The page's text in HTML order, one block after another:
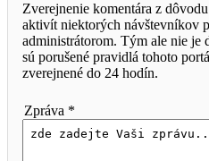
Zverejnenie komentára z
aktivít niektorých návštevníkov
administrátorom. Tým ale nie je
sú porušené pravidlá tohoto
zverejnené do 24 hodín.
Zpráva *